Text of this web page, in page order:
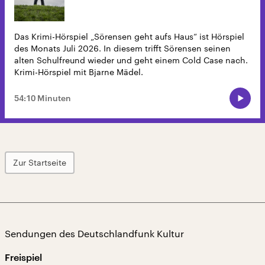
Das Krimi-Hörspiel „Sörensen geht aufs Haus“ ist Hörspiel
des Monats Juli 2026. In diesem trifft Sörensen seinen
alten Schulfreund wieder und geht einem Cold Case nach.
Krimi-Hörspiel mit Bjarne Mädel.
54:10 Minuten
Zur Startseite
Sendungen des Deutschlandfunk Kultur
Freispiel